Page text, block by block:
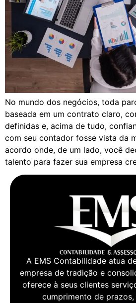
No mundo dos negócios, toda
baseada em um contrato claro,
definidas e, acima de tudo,
com seu contador fosse vista da
acordo onde, de um lado, você
talento para fazer sua empresa
A EMS Contabilidade atua
empresa de tradição e
oferece à seus clientes
cumprimento de